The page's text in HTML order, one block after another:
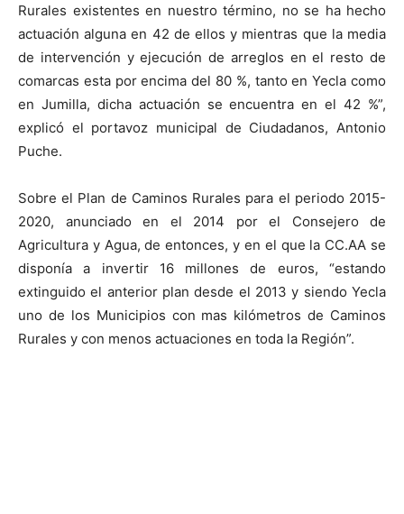
Rurales existentes en nuestro término, no se ha hecho
actuación alguna en 42 de ellos y mientras que la media
de intervención y ejecución de arreglos en el resto de
comarcas esta por encima del 80 %, tanto en Yecla como
en Jumilla, dicha actuación se encuentra en el 42 %”,
explicó el portavoz municipal de Ciudadanos, Antonio
Puche.
Sobre el Plan de Caminos Rurales para el periodo 2015-
2020, anunciado en el 2014 por el Consejero de
Agricultura y Agua, de entonces, y en el que la CC.AA se
disponía a invertir 16 millones de euros, “estando
extinguido el anterior plan desde el 2013 y siendo Yecla
uno de los Municipios con mas kilómetros de Caminos
Rurales y con menos actuaciones en toda la Región”.